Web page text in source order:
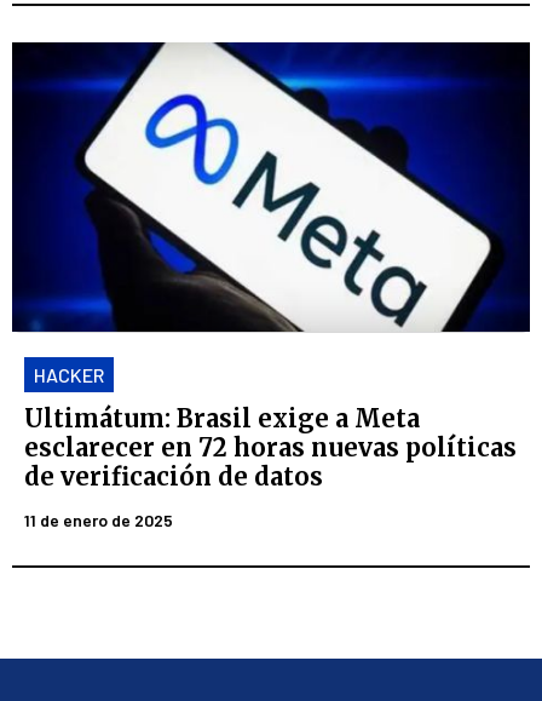
HACKER
Ultimátum: Brasil exige a Meta
esclarecer en 72 horas nuevas políticas
de verificación de datos
11 de enero de 2025